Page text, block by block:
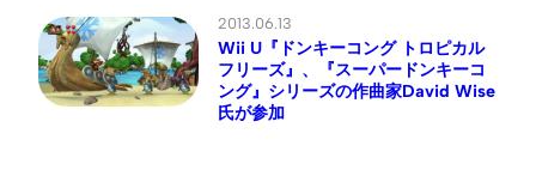
2013.06.13
Wii U『ドンキーコング トロピカル
フリーズ』、『スーパードンキーコ
ング』シリーズの作曲家David Wise
氏が参加